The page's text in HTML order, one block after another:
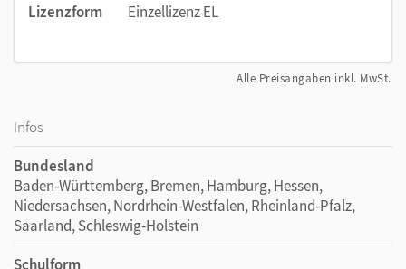
Lizenzform
Einzellizenz EL
Alle Preisangaben inkl. MwSt.
Infos
Bundesland
Baden-Württemberg, Bremen, Hamburg, Hessen,
Niedersachsen, Nordrhein-Westfalen, Rheinland-Pfalz,
Saarland, Schleswig-Holstein
Schulform